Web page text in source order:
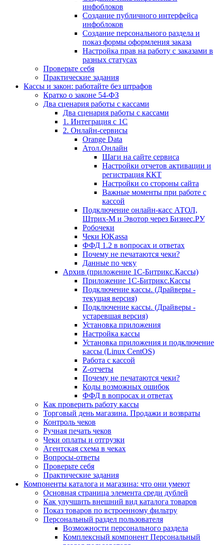
инфоблоков
Создание публичного интерфейса
инфоблоков
Создание персонального раздела и
показ формы оформления заказа
Настройка прав на работу с заказами в
разных статусах
Проверьте себя
Практические задания
Кассы и закон: работайте без штрафов
Кратко о законе 54-ФЗ
Два сценария работы с кассами
Два сценария работы с кассами
1. Интеграция с 1С
2. Онлайн-сервисы
Orange Data
Атол.Онлайн
Шаги на сайте сервиса
Настройки отчетов активации и
регистрация ККТ
Настройки со стороны сайта
Важные моменты при работе с
кассой
Подключение онлайн-касс АТОЛ,
Штрих-М и Эвотор через Бизнес.РУ
Робочеки
Чеки ЮKassa
ФФД 1.2 в вопросах и ответах
Почему не печатаются чеки?
Данные по чеку
Архив (приложение 1С-Битрикс.Кассы)
Приложение 1С-Битрикс.Кассы
Подключение кассы. (Драйверы -
текущая версия)
Подключение кассы. (Драйверы -
устаревшая версия)
Установка приложения
Настройка кассы
Установка приложения и подключение
кассы (Linux CentOS)
Работа с кассой
Z-отчеты
Почему не печатаются чеки?
Коды возможных ошибок
ФФД в вопросах и ответах
Как проверить работу кассы
Торговый день магазина. Продажи и возвраты
Контроль чеков
Ручная печать чеков
Чеки оплаты и отгрузки
Агентская схема в чеках
Вопросы-ответы
Проверьте себя
Практические задания
Компоненты каталога и магазина: что они умеют
Основная страница элемента среди дублей
Как улучшить внешний вид каталога товаров
Показ товаров по встроенному фильтру
Персональный раздел пользователя
Возможности персонального раздела
Комплексный компонент Персональный